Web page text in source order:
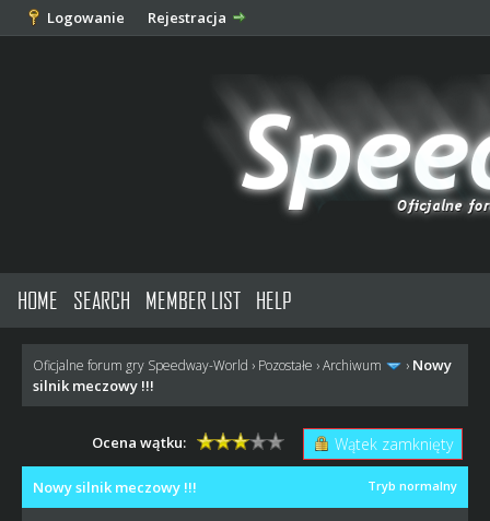
Logowanie Rejestracja
HOME SEARCH MEMBER LIST HELP
Oficjalne forum gry Speedway-World › Pozostałe ›Archiwum › Nowy
silnik meczowy !!!
Wątek zamknięty
Ocena wątku:
Tryb normalny
Nowy silnik meczowy !!!